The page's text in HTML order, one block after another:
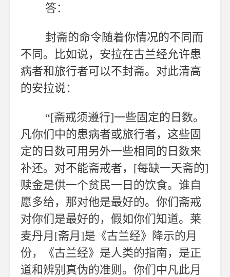
答：
封斋的命令随着你情况的不同而
不同。比如说，安拉在古兰经允许患
病者和旅行者可以不封斋。对此清高
的安拉说：
“[斋戒须遵行]一些固定的日数。
凡你们中的患病者或旅行者，这些固
定的日数可用另外一些相同的日数来
补还。对不能斋戒者， [每缺一天斋的]
赎金是供一个贫民一日的饮食。谁自
愿多给，那对他是最好的。你们斋戒
对你们是最好的，假如你们知道。莱
麦丹月 [斋月 ]是《古兰经》降示的月
份，《古兰经》是人类的指南，是正
道和辨别真伪的准则。你们中凡此月